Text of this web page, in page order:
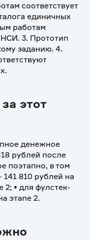
соответствует
единичных
работам
НСИ. 3. Прототип
заданию. 4.
этот
денежное
рублей после
поэтапно, в том
810 рублей на
2; • для фулстек-
этапе 2.